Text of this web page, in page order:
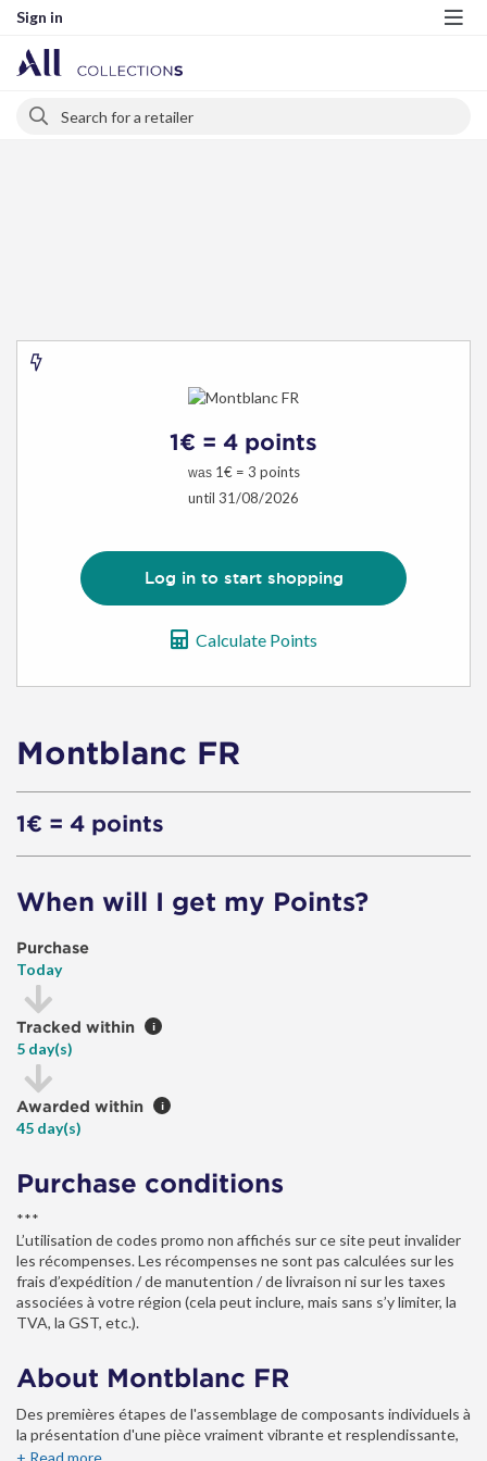
Sign in
Search
1€ = 4 points
was1€ = 3 points
until 31/08/2026
Log in to start shopping
Calculate Points
Montblanc FR
1€ = 4 points
When will I get my Points?
Purchase
Today
Tracked within i
5 day(s)
Awarded within i
45 day(s)
Purchase conditions
***
L’utilisation de codes promo non affichés sur ce site peut invalider
les récompenses. Les récompenses ne sont pas calculées sur les
frais d’expédition / de manutention / de livraison ni sur les taxes
associées à votre région (cela peut inclure, mais sans s’y limiter, la
TVA, la GST, etc.).
About Montblanc FR
Des premières étapes de l'assemblage de composants individuels à
la présentation d'une pièce vraiment vibrante et resplendissante,
nos produits deviennent les compagnons d'un style de vie qui vous
+ Read more